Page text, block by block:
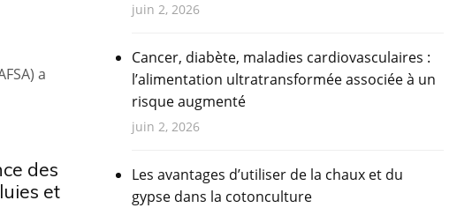
a
des
et
juin 2, 2026
Cancer, diabète, maladies cardiovasculaires :
l’alimentation ultratransformée associée à un
risque augmenté
juin 2, 2026
Les avantages d’utiliser de la chaux et du
gypse dans la cotonculture